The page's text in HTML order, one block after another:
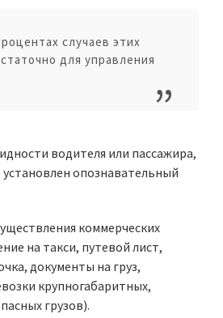
случаев этих
для управления
водителя или пассажира,
опознавательный
коммерческих
на такси, путевой лист,
документы на груз,
крупногабаритных,
грузов).